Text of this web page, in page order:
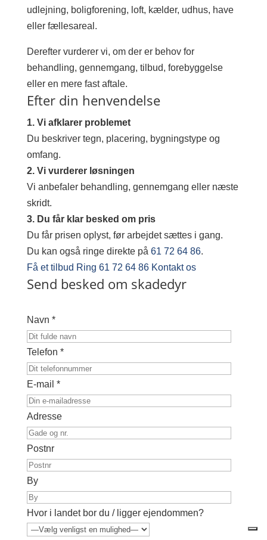
udlejning, boligforening, loft, kælder, udhus, have
eller fællesareal.
Derefter vurderer vi, om der er behov for
behandling, gennemgang, tilbud, forebyggelse
eller en mere fast aftale.
Efter din henvendelse
1. Vi afklarer problemet
Du beskriver tegn, placering, bygningstype og
omfang.
2. Vi vurderer løsningen
Vi anbefaler behandling, gennemgang eller næste
skridt.
3. Du får klar besked om pris
Du får prisen oplyst, før arbejdet sættes i gang.
Du kan også ringe direkte på 61 72 64 86.
Få et tilbud Ring 61 72 64 86 Kontakt os
Send besked om skadedyr
Navn *
Telefon *
E-mail *
Adresse
Postnr
By
Hvor i landet bor du / ligger ejendommen?